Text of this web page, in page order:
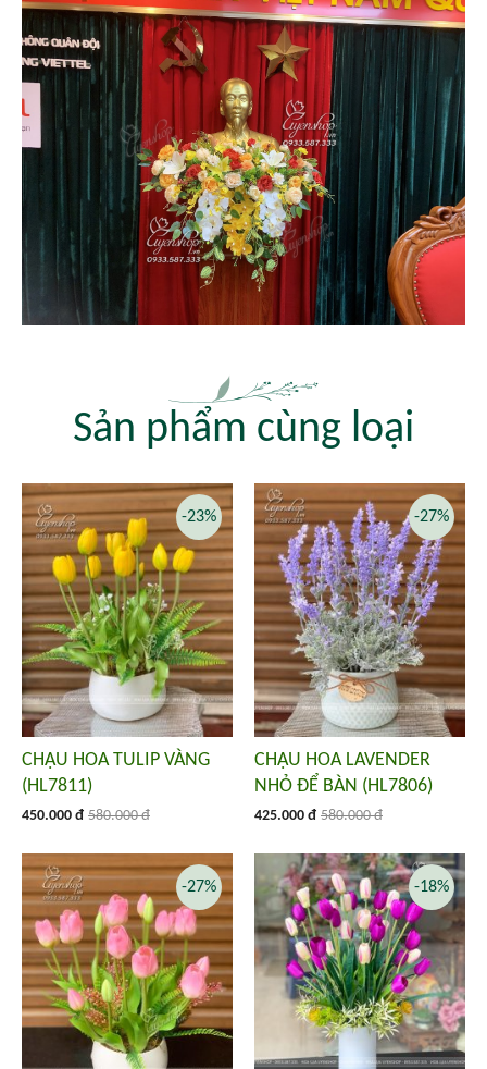
Sản phẩm cùng loại
CHẬU HOA TULIP VÀNG
(HL7811)
450.000 đ 580.000 đ
-23%
CHẬU HOA LAVENDER
NHỎ ĐỂ BÀN (HL7806)
425.000 đ 580.000 đ
-27%
-27% -18%